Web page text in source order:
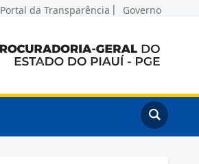
Portal da Transparência Governo